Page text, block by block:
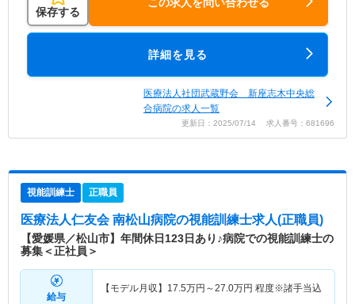
保存する
詳細を見る
医療法人社団武蔵野会 新座志木中央総
合病院の求人一覧
更新日：2025/07/14 求人番号：681696
視能訓練士 正職員
医療法人仁友会 南松山病院の視能訓練士求人(正職員)
【愛媛県／松山市】年間休日123日あり♪病院での視能訓練士の
募集＜正社員＞
給与
【モデル月収】 17.5万円～27.0万円 程度※諸手当込